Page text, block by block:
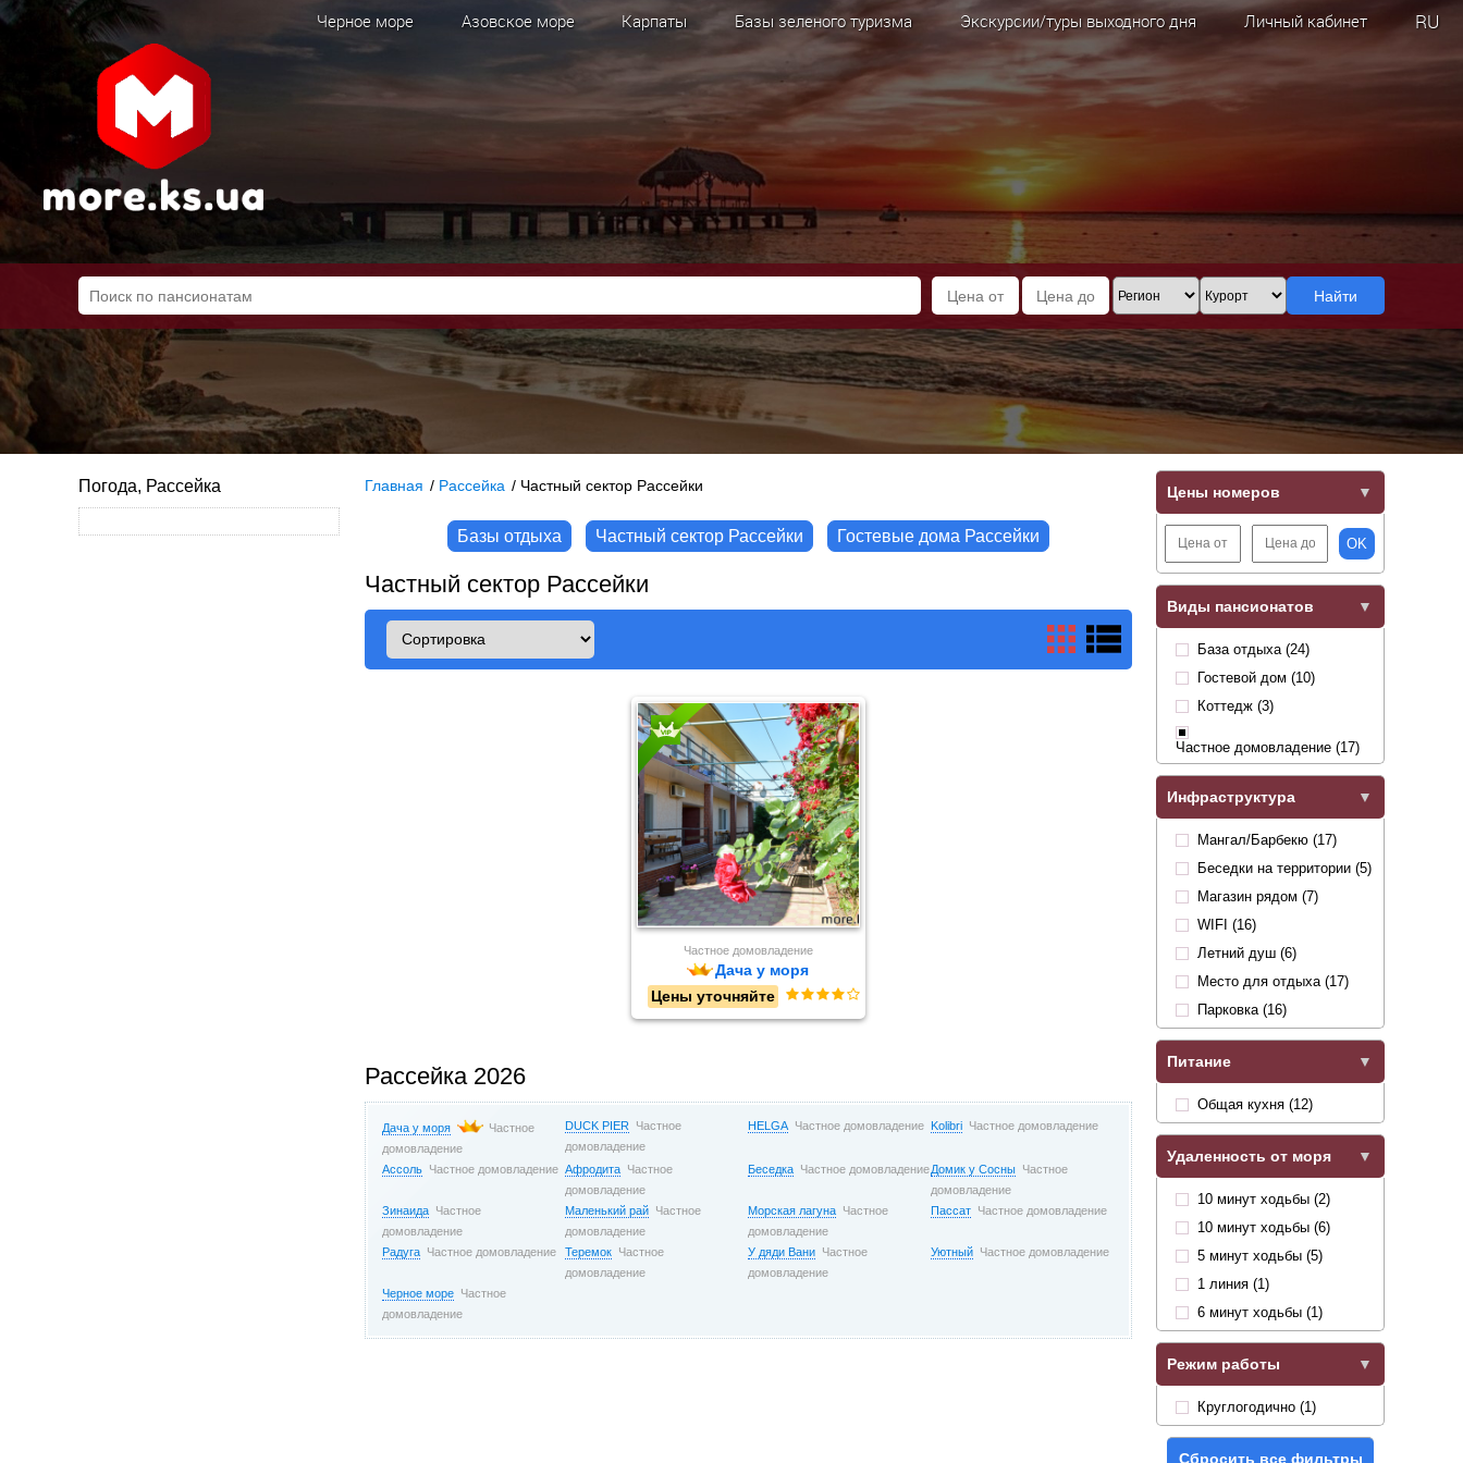
Черное море Азовское море Карпаты Базы зеленого туризма Экскурсии/туры выходного дня Личный кабинет RU
Найти
Цены номеров
OK
Виды пансионатов
База отдыха (24)
Гостевой дом (10)
Коттедж (3)
Частное домовладение (17)
Инфраструктура
Мангал/Барбекю (17)
Беседки на территории (5)
Магазин рядом (7)
WIFI (16)
Летний душ (6)
Место для отдыха (17)
Парковка (16)
Питание
Общая кухня (12)
Удаленность от моря
10 минут ходьбы (2)
10 минут ходьбы (6)
5 минут ходьбы (5)
1 линия (1)
6 минут ходьбы (1)
Режим работы
Круглогодично (1)
Сбросить все фильтры
Главная / Рассейка / Частный сектор Рассейки
Базы отдыха Частный сектор Рассейки Гостевые дома Рассейки
Частный сектор Рассейки
Частное домовладение
Дача у моря
Цены уточняйте
Рассейка 2026
Дача у моря
Частное
домовладение
DUCK PIER
Частное
домовладение
HELGA Частное домовладение Kolibri Частное домовладение
Ассоль Частное домовладение Афродита Частное
домовладение
Беседка Частное домовладениеДомик у Сосны
Частное
домовладение
Зинаида Частное
домовладение
Маленький рай Частное
домовладение
Морская лагуна Частное
домовладение
Пассат Частное домовладение
Радуга Частное домовладение Теремок Частное
домовладение
У дяди Вани Частное
домовладение
Уютный Частное домовладение
Черное море Частное
домовладение
Погода, Рассейка